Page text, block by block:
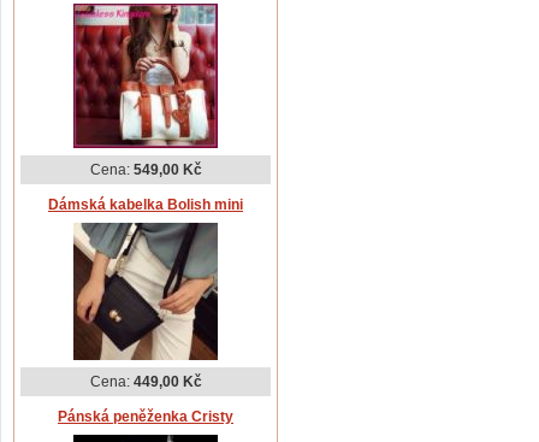
Cena: 549,00 Kč
Dámská kabelka Bolish mini
Cena: 449,00 Kč
Pánská peněženka Cristy